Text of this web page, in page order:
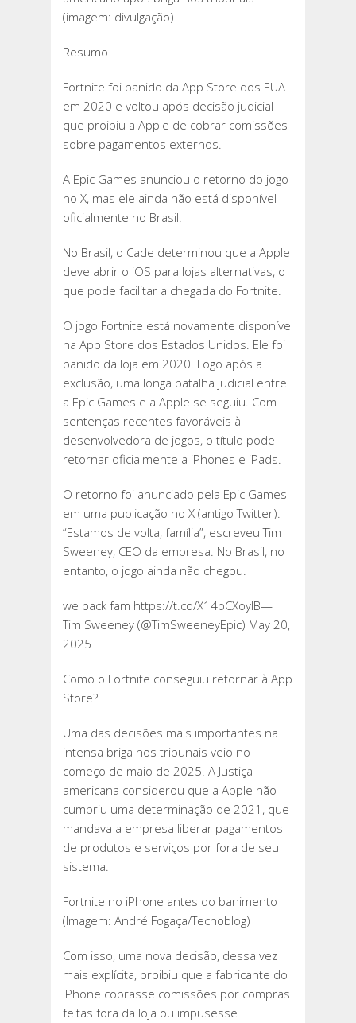
(imagem: divulgação)
Resumo
Fortnite foi banido da App Store dos EUA
em 2020 e voltou após decisão judicial
que proibiu a Apple de cobrar comissões
sobre pagamentos externos.
A Epic Games anunciou o retorno do jogo
no X, mas ele ainda não está disponível
oficialmente no Brasil.
No Brasil, o Cade determinou que a Apple
deve abrir o iOS para lojas alternativas, o
que pode facilitar a chegada do Fortnite.
O jogo Fortnite está novamente disponível
na App Store dos Estados Unidos. Ele foi
banido da loja em 2020. Logo após a
exclusão, uma longa batalha judicial entre
a Epic Games e a Apple se seguiu. Com
sentenças recentes favoráveis à
desenvolvedora de jogos, o título pode
retornar oficialmente a iPhones e iPads.
O retorno foi anunciado pela Epic Games
em uma publicação no X (antigo Twitter).
“Estamos de volta, família”, escreveu Tim
Sweeney, CEO da empresa. No Brasil, no
entanto, o jogo ainda não chegou.
we back fam https://t.co/X14bCXoylB—
Tim Sweeney (@TimSweeneyEpic) May 20,
2025
Como o Fortnite conseguiu retornar à App
Store?
Uma das decisões mais importantes na
intensa briga nos tribunais veio no
começo de maio de 2025. A Justiça
americana considerou que a Apple não
cumpriu uma determinação de 2021, que
mandava a empresa liberar pagamentos
de produtos e serviços por fora de seu
sistema.
Fortnite no iPhone antes do banimento
(Imagem: André Fogaça/Tecnoblog)
Com isso, uma nova decisão, dessa vez
mais explícita, proibiu que a fabricante do
iPhone cobrasse comissões por compras
feitas fora da loja ou impusesse